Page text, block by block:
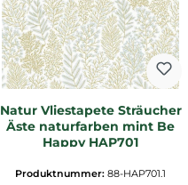
Natur Vliestapete Sträucher
Äste naturfarben mint Be
Happy HAP701
Produktnummer: 88-HAP701.1